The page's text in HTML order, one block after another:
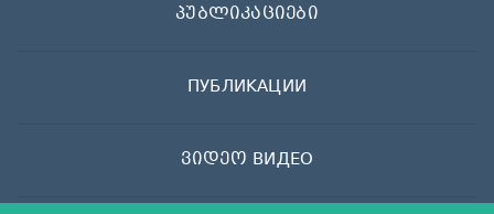
პუბლიკაციები
ПУБЛИКАЦИИ
ვიდეო ВИДЕО